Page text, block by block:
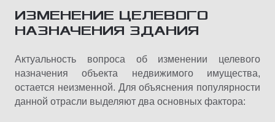
ИЗМЕНЕНИЕ ЦЕЛЕВОГО
НАЗНАЧЕНИЯ ЗДАНИЯ
Актуальность вопроса об изменении целевого
назначения объекта недвижимого имущества,
остается неизменной. Для объяснения популярности
данной отрасли выделяют два основных фактора: